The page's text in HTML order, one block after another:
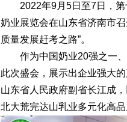
2022年9月5日至7日，第
奶业展览会在山东省济南市
质量发展赶考之路”。
作为中国奶业20强之一、
此次盛会，展示出企业强大
山东省人民政府副省长江成
北大荒完达山乳业多元化高品